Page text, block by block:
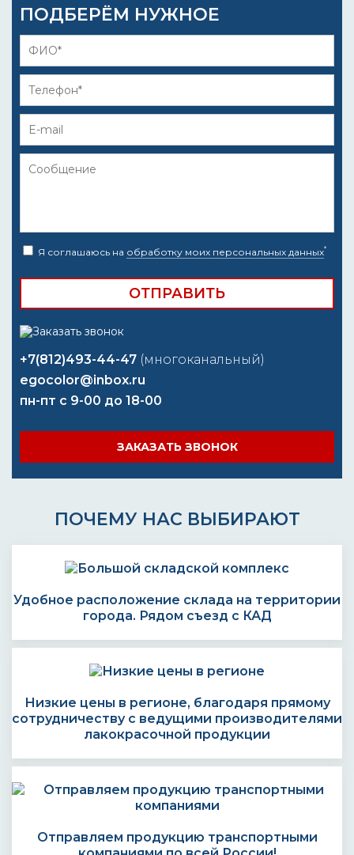
ПОДБЕРЁМ НУЖНОЕ
Я соглашаюсь на обработку моих персональных данных*
+7(812)493-44-47 (многоканальный)
egocolor@inbox.ru
пн-пт с 9-00 до 18-00
ЗАКАЗАТЬ ЗВОНОК
ПОЧЕМУ НАС ВЫБИРАЮТ
Удобное расположение склада на территории
города. Рядом съезд с КАД
Низкие цены в регионе, благодаря прямому
сотрудничеству с ведущими производителями
лакокрасочной продукции
Отправляем продукцию транспортными